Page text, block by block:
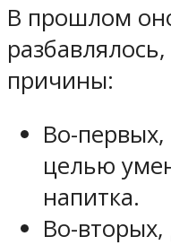
В прошлом
причины:
Во-первых,
целью
напитка.
Во-